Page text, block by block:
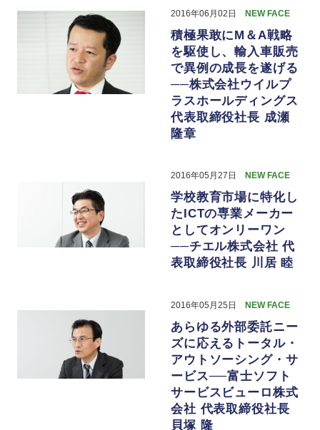
2016年06月02日 NEW FACE
積極果敢にM＆A戦略
を駆使し、輸入車販売
で異例の成長を遂げる
──株式会社ウイルプ
ラスホールディングス
代表取締役社長 成瀬
隆章
2016年05月27日 NEW FACE
学校教育市場に特化し
たICTの専業メーカー
としてオンリーワン
──チエル株式会社 代
表取締役社長 川居 睦
2016年05月25日 NEW FACE
あらゆる外部委託ニー
ズに応えるトータル・
アウトソーシング・サ
ービス──富士ソフト
サービスビューロ株式
会社 代表取締役社長
貝塚 隆